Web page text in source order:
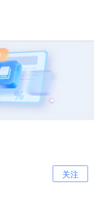
关注